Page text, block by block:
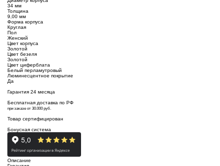
34 мм
Толщина
9,00 мм
Форма корпуса
Круглая
Пол
Женский
Цвет корпуса
Золотой
Цвет безеля
Золотой
Цвет циферблата
Белый перламутровый
Люминесцентное покрытие
Да
Гарантия 24 месяца
Бесплатная доставка по РФ
при заказе от 30.000 руб.
Товар сертифицирован
Бонусная система
Описание